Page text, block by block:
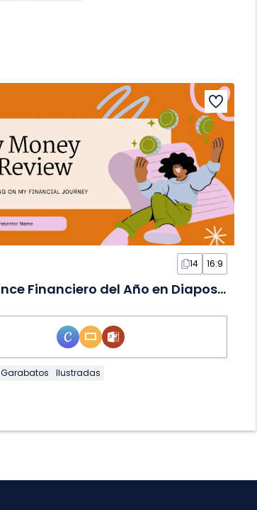
14 16:9
Mi Balance Financiero del Año en Diapositivas
Garabatos Ilustradas